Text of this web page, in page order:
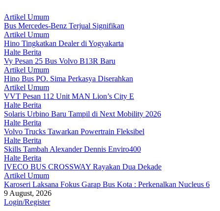
Artikel Umum
Bus Mercedes-Benz Terjual Signifikan
Artikel Umum
Hino Tingkatkan Dealer di Yogyakarta
Halte Berita
Vy Pesan 25 Bus Volvo B13R Baru
Artikel Umum
Hino Bus PO. Sima Perkasya Diserahkan
Artikel Umum
VVT Pesan 112 Unit MAN Lion’s City E
Halte Berita
Solaris Urbino Baru Tampil di Next Mobility 2026
Halte Berita
Volvo Trucks Tawarkan Powertrain Fleksibel
Halte Berita
Skills Tambah Alexander Dennis Enviro400
Halte Berita
IVECO BUS CROSSWAY Rayakan Dua Dekade
Artikel Umum
Karoseri Laksana Fokus Garap Bus Kota : Perkenalkan Nucleus 6
9 August, 2026
Login/Register